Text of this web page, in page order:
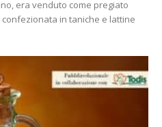
era venduto come pregiato
in taniche e lattine